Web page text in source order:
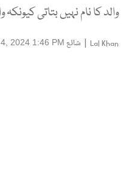
والد کا نام نہیں بتاتی
Lal Khan
| شائع 2024 1:46 PM